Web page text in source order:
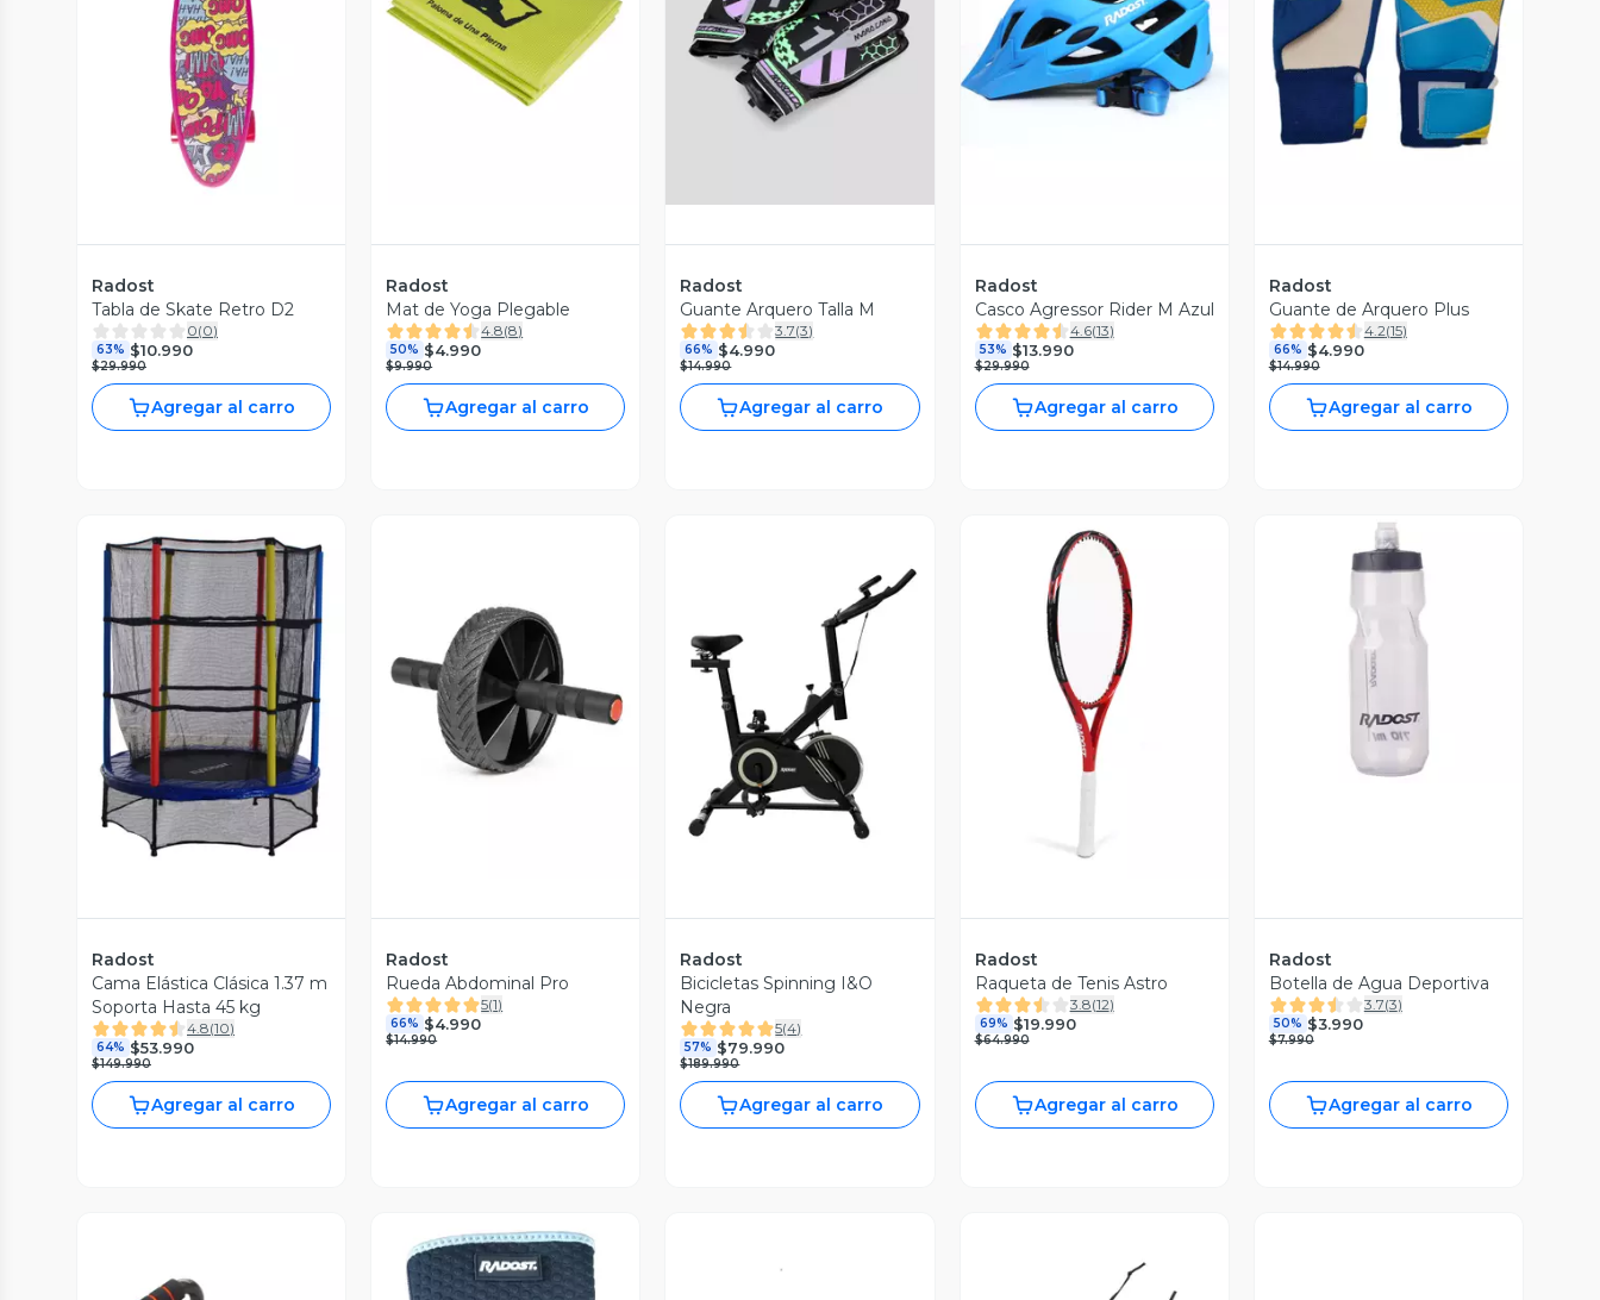
Vista Previa
Radost
Tabla de Skate Retro D2
0(0)
63% $10.990
$29.990
Agregar al carro
Vista Previa
Radost
Mat de Yoga Plegable
4.8(8)
50% $4.990
$9.990
Agregar al carro
Vista Previa
Radost
Guante Arquero Talla M
3.7(3)
66% $4.990
$14.990
Agregar al carro
Vista Previa
Radost
Casco Agressor Rider M Azul
4.6(13)
53% $13.990
$29.990
Agregar al carro
Vista Previa
Radost
Guante de Arquero Plus
4.2(15)
66% $4.990
$14.990
Agregar al carro
Vista Previa
Radost
Cama Elástica Clásica 1.37 m
Soporta Hasta 45 kg
4.8(10)
64% $53.990
$149.990
Agregar al carro
Vista Previa
Radost
Rueda Abdominal Pro
5(1)
66% $4.990
$14.990
Agregar al carro
Vista Previa
Radost
Bicicletas Spinning I&O
Negra
5(4)
57% $79.990
$189.990
Agregar al carro
Vista Previa
Radost
Raqueta de Tenis Astro
3.8(12)
69% $19.990
$64.990
Agregar al carro
Vista Previa
Radost
Botella de Agua Deportiva
3.7(3)
50% $3.990
$7.990
Agregar al carro